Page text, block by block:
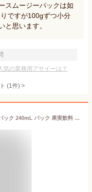
スムージーパックは如
ですが100gずつ小分
と思います。
気の業務用アサイーは？
(1件) >
伊藤園 アサイーボウルスムージー 紙パック 240mL パック 果実飲料 ジュース 飲料